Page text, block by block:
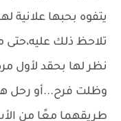
يتفوه بحبها علانية
تلاحظ ذلك
نظر لها بحقد لأول
وظلت فرح...أو رحل هو
طريقهما معًا من